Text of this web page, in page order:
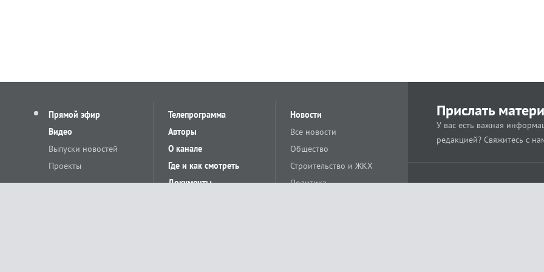
Прямой эфир
Видео
Выпуски новостей
Проекты
Телепрограмма
Авторы
О канале
Где и как смотреть
Документы
Новости
Все новости
Общество
Строительство и ЖКХ
Политика
Прислать
У вас есть важная
редакцией? Свяжитесь с